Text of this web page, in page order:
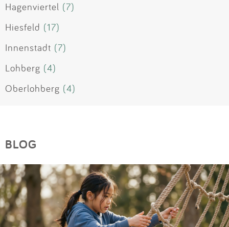
Hagenviertel (7)
Hiesfeld (17)
Innenstadt (7)
Lohberg (4)
Oberlohberg (4)
BLOG